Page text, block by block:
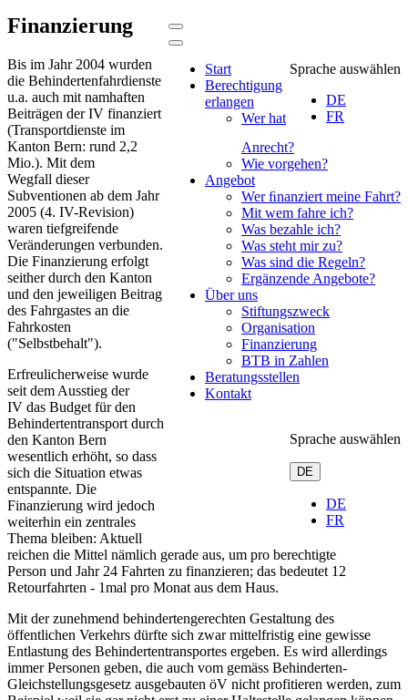
Sprache auswählen
DE
FR
Start
Berechtigung
erlangen
Wer hat
Anrecht?
Wie vorgehen?
Angebot
Wer ﬁnanziert meine Fahrt?
Mit wem fahre ich?
Was bezahle ich?
Was steht mir zu?
Was sind die Regeln?
Ergänzende Angebote?
Über uns
Stiftungszweck
Organisation
Finanzierung
BTB in Zahlen
Beratungsstellen
Kontakt
Sprache auswählen
DE
DE
FR
Finanzierung
Bis im Jahr 2004 wurden
die Behindertenfahrdienste
u.a. auch mit namhaften
Beiträgen der IV finanziert
(Transportdienste im
Kanton Bern: rund 2,2
Mio.). Mit dem
Wegfall dieser
Subventionen ab dem Jahr
2005 (4. IV-Revision)
waren tiefgreifende
Veränderungen verbunden.
Die Finanzierung erfolgt
seither durch den Kanton
und den jeweiligen Beitrag
des Fahrgastes an die
Fahrkosten
("Selbstbehalt").
Erfreulicherweise wurde
seit dem Ausstieg der
IV das Budget für den
Behindertentransport durch
den Kanton Bern
wesentlich erhöht, so dass
sich die Situation etwas
entspannte. Die
Finanzierung wird jedoch
weiterhin ein zentrales
Thema bleiben: Aktuell
reichen die Mittel nämlich gerade aus, um pro berechtigte
Person und Jahr 24 Fahrten zu finanzieren; das bedeutet 12
Retourfahrten - 1mal pro Monat aus dem Haus.
Mit der zunehmend behindertengerechten Gestaltung des
öffentlichen Verkehrs dürfte sich zwar mittelfristig eine gewisse
Entlastung des Behindertentransportes ergeben. Es wird allerdings
immer Personen geben, die auch vom gemäss Behinderten-
Gleichstellungsgesetz ausgebauten öV nicht profitieren werden, zum